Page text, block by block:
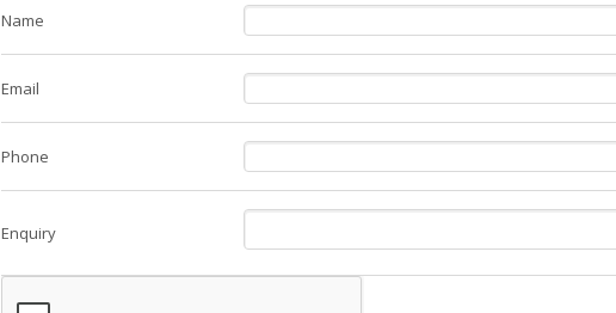
Name
Email
Phone
Enquiry